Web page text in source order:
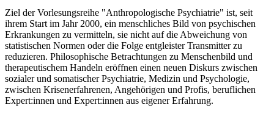
Ziel der Vorlesungsreihe "Anthropologische Psychiatrie" ist, seit
ihrem Start im Jahr 2000, ein menschliches Bild von psychischen
Erkrankungen zu vermitteln, sie nicht auf die Abweichung von
statistischen Normen oder die Folge entgleister Transmitter zu
reduzieren. Philosophische Betrachtungen zu Menschenbild und
therapeutischem Handeln eröffnen einen neuen Diskurs zwischen
sozialer und somatischer Psychiatrie, Medizin und Psychologie,
zwischen Krisenerfahrenen, Angehörigen und Profis, beruflichen
Expert:innen und Expert:innen aus eigener Erfahrung.